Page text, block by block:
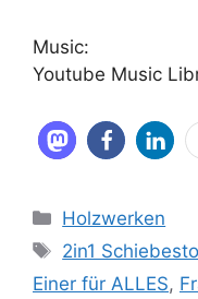
Music:
Youtube Music
Kategorien
Holzwerken
Schlagwörter
2in1
Einer für ALLES,